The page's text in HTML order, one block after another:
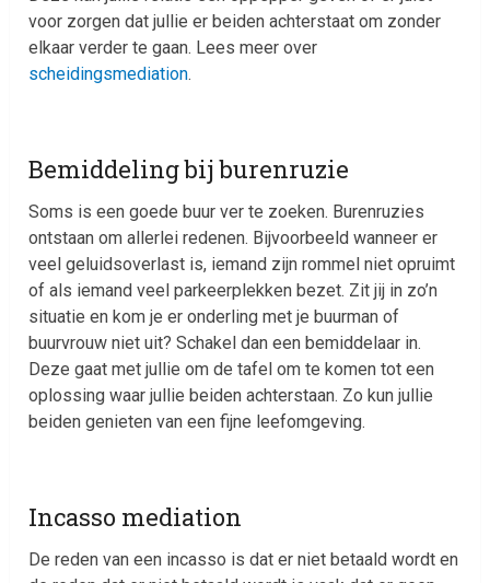
voor zorgen dat jullie er beiden achterstaat om zonder
elkaar verder te gaan. Lees meer over
scheidingsmediation.
Bemiddeling bij burenruzie
Soms is een goede buur ver te zoeken. Burenruzies
ontstaan om allerlei redenen. Bijvoorbeeld wanneer er
veel geluidsoverlast is, iemand zijn rommel niet opruimt
of als iemand veel parkeerplekken bezet. Zit jij in zo’n
situatie en kom je er onderling met je buurman of
buurvrouw niet uit? Schakel dan een bemiddelaar in.
Deze gaat met jullie om de tafel om te komen tot een
oplossing waar jullie beiden achterstaan. Zo kun jullie
beiden genieten van een fijne leefomgeving.
Incasso mediation
De reden van een incasso is dat er niet betaald wordt en